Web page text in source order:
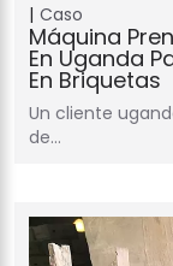
Caso
Máquina
En Uganda
En Briquetas
Un cliente
de…